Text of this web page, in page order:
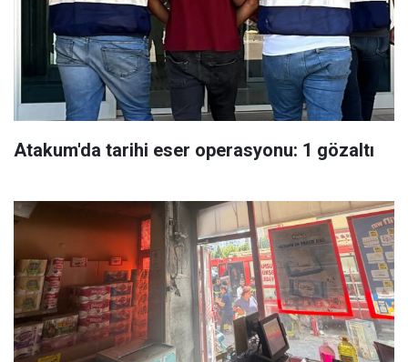
Atakum'da tarihi eser operasyonu: 1 gözaltı